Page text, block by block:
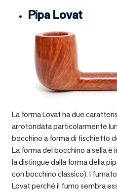
Pipa Lovat
La forma Lovat ha due
arrotondata particolarmente
bocchino a forma di fischietto
La forma del bocchino a sella è
la distingue dalla forma della
con bocchino classico). I
Lovat perché il fumo sembra